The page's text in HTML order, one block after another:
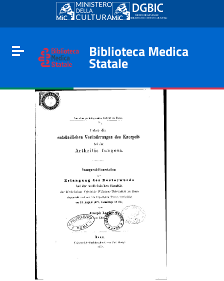
Go to content
Go to the navigation menu
Go to the footer
Toggle navigation
Biblioteca Medica
Statale